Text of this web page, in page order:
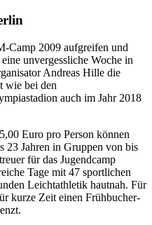
Camp 2009 aufgreifen und
unvergessliche Woche in
Andreas Hille die
wie bei den
auch im Jahr 2018
Euro pro Person können
23 Jahren in Gruppen von bis
für das Jugendcamp
Tage mit 47 sportlichen
Leichtathletik hautnah. Für
kurze Zeit einen Frühbucher-